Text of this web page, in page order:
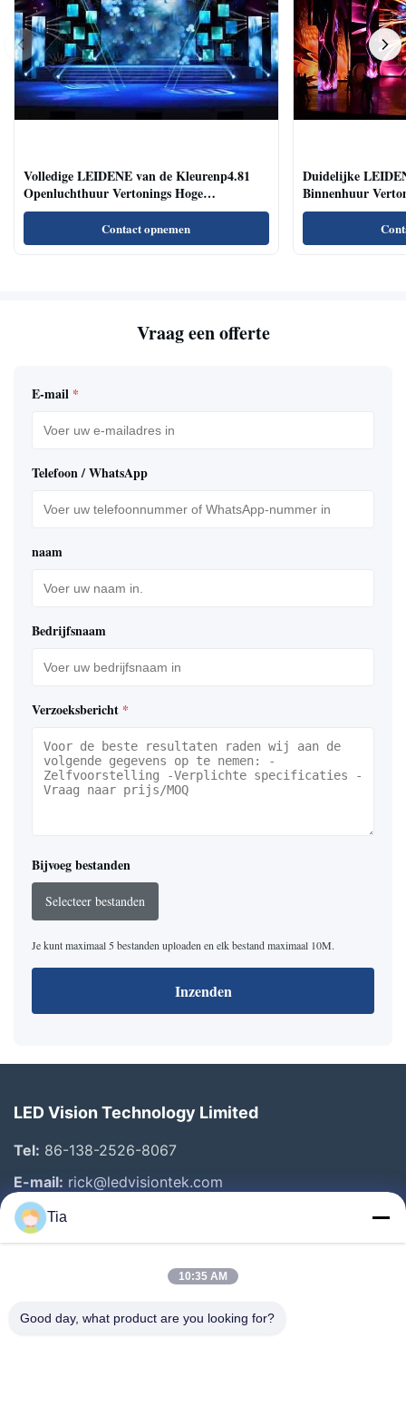
Volledige LEIDENE van de Kleurenp4.81
Openluchthuur Vertonings Hoge
Vernieuwingsfrequentie Brede het Bekijken
Contact opnemen
Duidelijke
Binnenhuur
Lezingszalen/
Vraag een offerte
E-mail *
Telefoon / WhatsApp
naam
Bedrijfsnaam
Verzoeksbericht *
Bijvoeg bestanden
Selecteer bestanden
Je kunt maximaal 5 bestanden uploaden en elk bestand maximaal 10M.
Inzenden
LED Vision Technology Limited
Tel: 86-138-2526-8067
E-mail: rick@ledvisiontek.com
Snelle Links
Producten
Tia
10:35 AM
Good day, what product are you looking for?